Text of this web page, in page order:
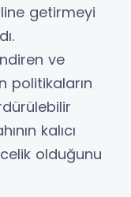
getirmeyi
ve
politikaların
kalıcı
olduğunu